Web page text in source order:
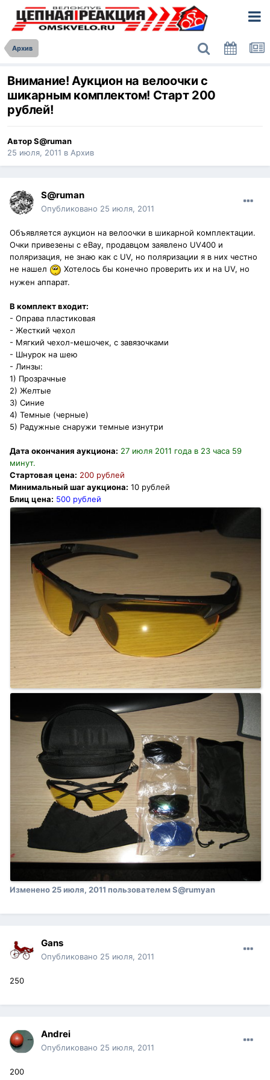
Архив
Внимание! Аукцион на велоочки с
шикарным комплектом! Старт 200
рублей!
АвторS@ruman
25 июля, 2011 в Архив
S@ruman
Опубликовано 25 июля, 2011
Объявляется аукцион на велоочки в шикарной комплектации.
Очки привезены с eBay, продавцом заявлено UV400 и
поляризация, не знаю как с UV, но поляризации я в них честно
не нашел
Хотелось бы конечно проверить их и на UV, но
нужен аппарат.
В комплект входит:
- Оправа пластиковая
- Жесткий чехол
- Мягкий чехол-мешочек, с завязочками
- Шнурок на шею
- Линзы:
1) Прозрачные
2) Желтые
3) Синие
4) Темные (черные)
5) Радужные снаружи темные изнутри
Дата окончания аукциона: 27 июля 2011 года в 23 часа 59
минут.
Стартовая цена: 200 рублей
Минимальный шаг аукциона: 10 рублей
Блиц цена: 500 рублей
Изменено 25 июля, 2011 пользователем S@rumyan
Gans
Опубликовано 25 июля, 2011
250
Andrei
Опубликовано 25 июля, 2011
200